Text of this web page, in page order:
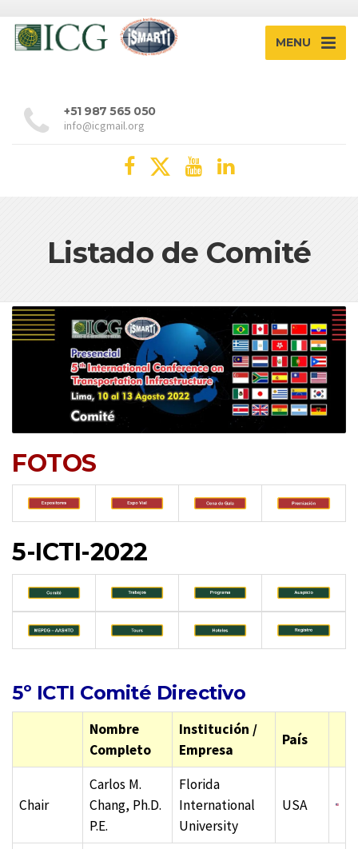
MENU
+51 987 565 050
info@icgmail.org
Listado de Comité
FOTOS
5-ICTI-2022
5º ICTI Comité Directivo
Nombre
Completo
Institución /
Empresa
País
Chair
Carlos M.
Chang, Ph.D.
P.E.
Florida
International
University
USA